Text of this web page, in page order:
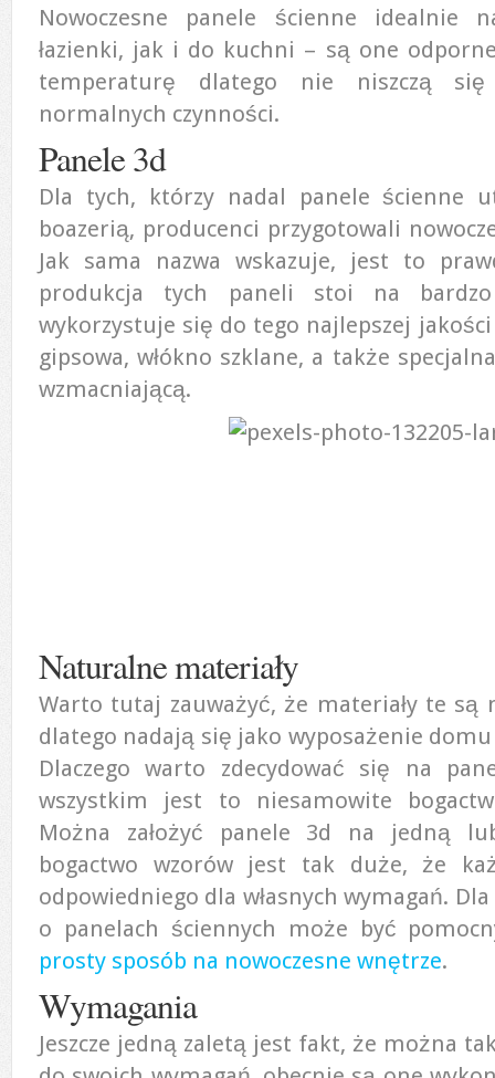
Nowoczesne panele ścienne idealnie
łazienki, jak i do kuchni – są one
temperaturę dlatego nie niszczą się
normalnych czynności.
Panele 3d
Dla tych, którzy nadal panele ścienne
boazerią, producenci przygotowali
Jak sama nazwa wskazuje, jest to
produkcja tych paneli stoi na
wykorzystuje się do tego najlepszej
gipsowa, włókno szklane, a także
wzmacniającą.
Naturalne materiały
Warto tutaj zauważyć, że materiały te
dlatego nadają się jako wyposażenie
Dlaczego warto zdecydować się na
wszystkim jest to niesamowite
Można założyć panele 3d na jedną
bogactwo wzorów jest tak duże, że
odpowiedniego dla własnych wymagań.
o panelach ściennych może być
prosty sposób na nowoczesne wnętrze.
Wymagania
Jeszcze jedną zaletą jest fakt, że można